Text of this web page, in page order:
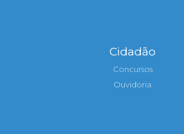
Cidadão
Concursos
Ouvidoria